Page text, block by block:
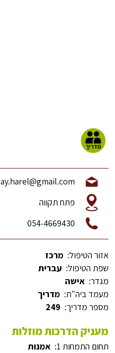
ay.harel@gmail.com
פתח תקווה
054-4669430
אזור הטיפול: מרכז
שפת הטיפול: עברית
מגדר: אישה
מעמד ביה"ת: מדריך
מספר מדריך: 249
מעניק הדרכות מוזלות
תחום התמחות 1: אמנות